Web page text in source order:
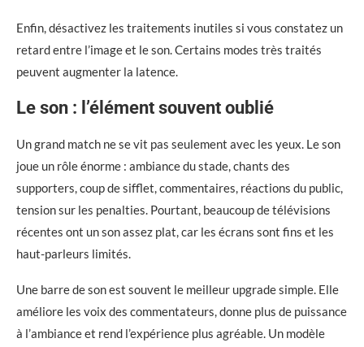
Enfin, désactivez les traitements inutiles si vous constatez un
retard entre l’image et le son. Certains modes très traités
peuvent augmenter la latence.
Le son : l’élément souvent oublié
Un grand match ne se vit pas seulement avec les yeux. Le son
joue un rôle énorme : ambiance du stade, chants des
supporters, coup de sifflet, commentaires, réactions du public,
tension sur les penalties. Pourtant, beaucoup de télévisions
récentes ont un son assez plat, car les écrans sont fins et les
haut-parleurs limités.
Une barre de son est souvent le meilleur upgrade simple. Elle
améliore les voix des commentateurs, donne plus de puissance
à l’ambiance et rend l’expérience plus agréable. Un modèle